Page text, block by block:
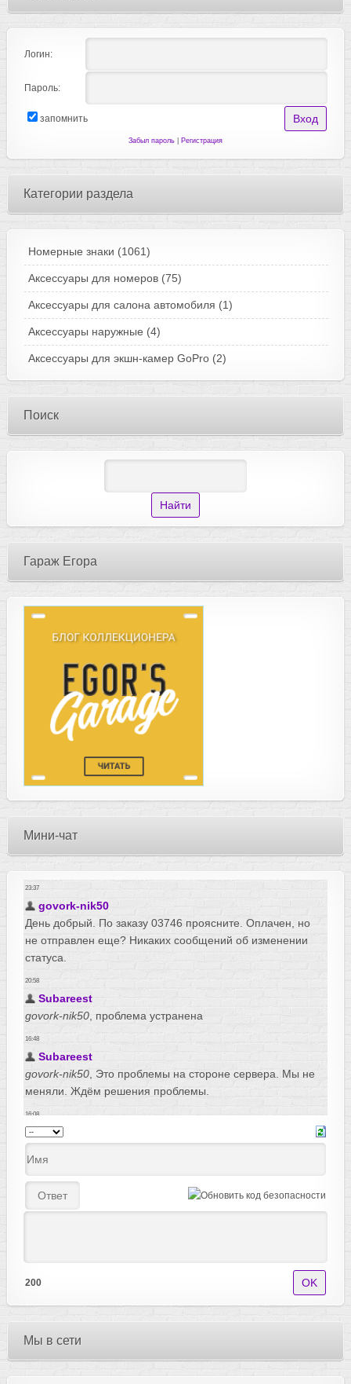
Логин:
Пароль:
запомнить
Забыл пароль| Регистрация
Категории раздела
Номерные знаки (1061)
Аксессуары для номеров (75)
Аксессуары для салона автомобиля (1)
Аксессуары наружные (4)
Аксессуары для экшн-камер GoPro (2)
Поиск
Гараж Егора
Мини-чат
200
Мы в сети